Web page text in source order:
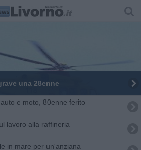
una 28enne
e moto, 80enne ferito
lavoro alla raffineria
in mare per un'anziana